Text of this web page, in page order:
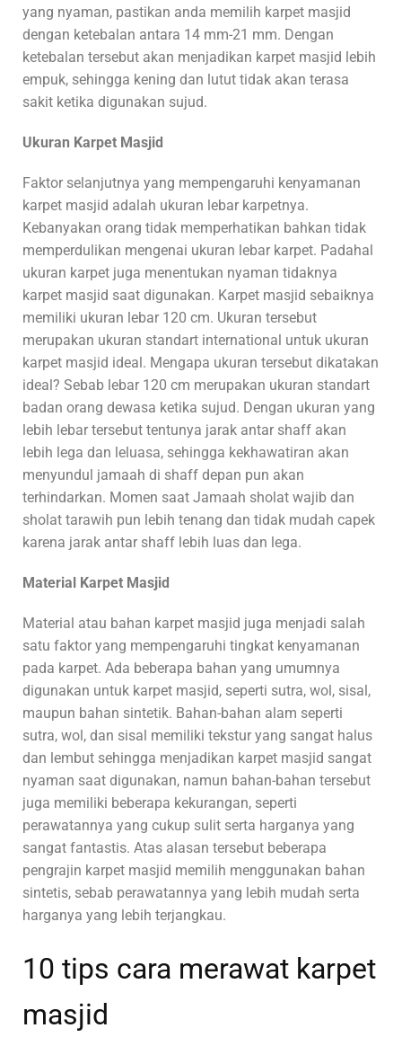
yang nyaman, pastikan anda memilih karpet masjid
dengan ketebalan antara 14 mm-21 mm. Dengan
ketebalan tersebut akan menjadikan karpet masjid lebih
empuk, sehingga kening dan lutut tidak akan terasa
sakit ketika digunakan sujud.
Ukuran Karpet Masjid
Faktor selanjutnya yang mempengaruhi kenyamanan
karpet masjid adalah ukuran lebar karpetnya.
Kebanyakan orang tidak memperhatikan bahkan tidak
memperdulikan mengenai ukuran lebar karpet. Padahal
ukuran karpet juga menentukan nyaman tidaknya
karpet masjid saat digunakan. Karpet masjid sebaiknya
memiliki ukuran lebar 120 cm. Ukuran tersebut
merupakan ukuran standart international untuk ukuran
karpet masjid ideal. Mengapa ukuran tersebut dikatakan
ideal? Sebab lebar 120 cm merupakan ukuran standart
badan orang dewasa ketika sujud. Dengan ukuran yang
lebih lebar tersebut tentunya jarak antar shaff akan
lebih lega dan leluasa, sehingga kekhawatiran akan
menyundul jamaah di shaff depan pun akan
terhindarkan. Momen saat Jamaah sholat wajib dan
sholat tarawih pun lebih tenang dan tidak mudah capek
karena jarak antar shaff lebih luas dan lega.
Material Karpet Masjid
Material atau bahan karpet masjid juga menjadi salah
satu faktor yang mempengaruhi tingkat kenyamanan
pada karpet. Ada beberapa bahan yang umumnya
digunakan untuk karpet masjid, seperti sutra, wol, sisal,
maupun bahan sintetik. Bahan-bahan alam seperti
sutra, wol, dan sisal memiliki tekstur yang sangat halus
dan lembut sehingga menjadikan karpet masjid sangat
nyaman saat digunakan, namun bahan-bahan tersebut
juga memiliki beberapa kekurangan, seperti
perawatannya yang cukup sulit serta harganya yang
sangat fantastis. Atas alasan tersebut beberapa
pengrajin karpet masjid memilih menggunakan bahan
sintetis, sebab perawatannya yang lebih mudah serta
harganya yang lebih terjangkau.
10 tips cara merawat karpet
masjid